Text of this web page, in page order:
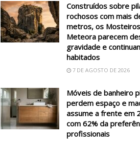
Construídos sobre
rochosos com mais
metros, os
Meteora parecem
gravidade e
habitados
7 DE AGOSTO DE 2026
Móveis de banheiro
perdem espaço e
assume a frente em
com 62% da
profissionais